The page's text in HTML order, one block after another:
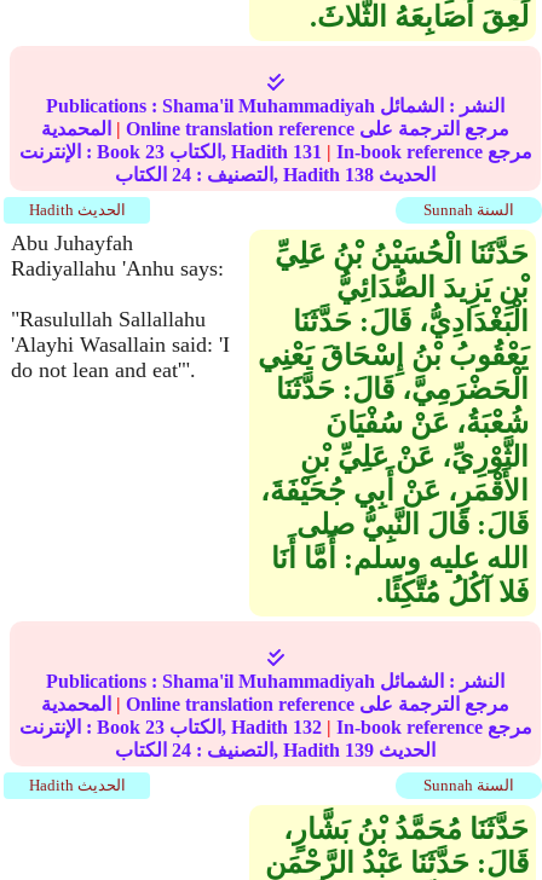
لَعِقَ أَصَابِعَهُ الثَّلاثَ‏.‏
Publications : Shama'il Muhammadiyah النشر : الشمائل
المحمدية | Online translation reference مرجع الترجمة على
الإنترنت : Book 23 الكتاب, Hadith 131 | In-book reference مرجع
التصنيف : 24 الكتاب, Hadith 138 الحديث
Sunnah السنة Hadith الحديث
Abu Juhayfah
Radiyallahu 'Anhu says:
"Rasulullah Sallallahu
'Alayhi Wasallain said: 'I
do not lean and eat'".
حَدَّثَنَا الْحُسَيْنُ بْنُ عَلِيِّ
بْنِ يَزِيدَ الصُّدَائِيُّ
الْبَغْدَادِيُّ، قَالَ‏:‏ حَدَّثَنَا
يَعْقُوبُ بْنُ إِسْحَاقَ يَعْنِي
الْحَضْرَمِيَّ، قَالَ‏:‏ حَدَّثَنَا
شُعْبَةُ، عَنْ سُفْيَانَ
الثَّوْرِيِّ، عَنْ عَلِيِّ بْنِ
الأَقْمَرِ، عَنْ أَبِي جُحَيْفَةَ،
قَالَ‏:‏ قَالَ النَّبِيُّ صلى
الله عليه وسلم‏:‏ أَمَّا أَنَا
فَلا آكُلُ مُتَّكِئًا‏.‏
Publications : Shama'il Muhammadiyah النشر : الشمائل
المحمدية | Online translation reference مرجع الترجمة على
الإنترنت : Book 23 الكتاب, Hadith 132 | In-book reference مرجع
التصنيف : 24 الكتاب, Hadith 139 الحديث
Sunnah السنة Hadith الحديث
حَدَّثَنَا مُحَمَّدُ بْنُ بَشَّارٍ،
قَالَ‏:‏ حَدَّثَنَا عَبْدُ الرَّحْمَنِ